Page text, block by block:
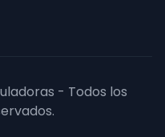
- Todos los